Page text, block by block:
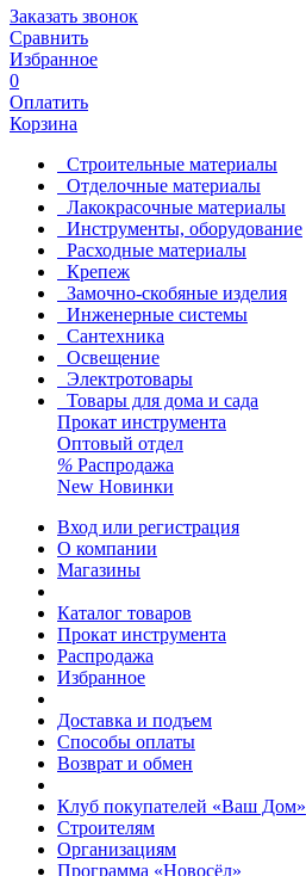
Заказать звонок
Сравнить
Избранное
0
Оплатить
Корзина
Строительные материалы
Отделочные материалы
Лакокрасочные материалы
Инструменты, оборудование
Расходные материалы
Крепеж
Замочно-скобяные изделия
Инженерные системы
Сантехника
Освещение
Электротовары
Товары для дома и сада
Прокат инструмента
Оптовый отдел
% Распродажа
New Новинки
Вход или регистрация
О компании
Магазины
Каталог товаров
Прокат инструмента
Распродажа
Избранное
Доставка и подъем
Способы оплаты
Возврат и обмен
Клуб покупателей «Ваш Дом»
Строителям
Организациям
Программа «Новосёл»